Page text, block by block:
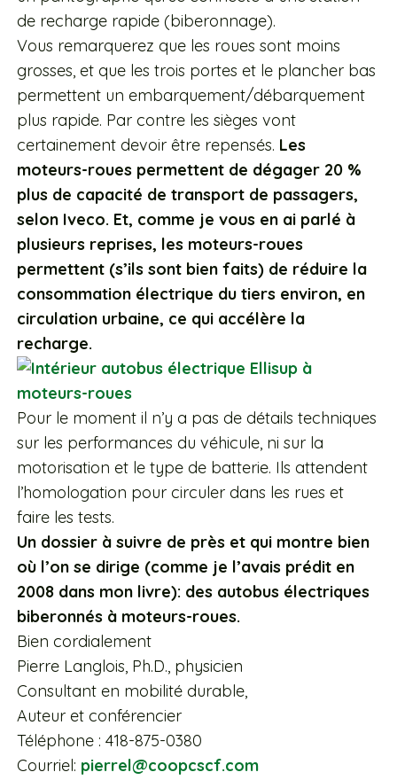
de recharge rapide (biberonnage).
Vous remarquerez que les roues sont moins
grosses, et que les trois portes et le plancher bas
permettent un embarquement/débarquement
plus rapide. Par contre les sièges vont
certainement devoir être repensés. Les
moteurs-roues permettent de dégager 20 %
plus de capacité de transport de passagers,
selon Iveco. Et, comme je vous en ai parlé à
plusieurs reprises, les moteurs-roues
permettent (s’ils sont bien faits) de réduire la
consommation électrique du tiers environ, en
circulation urbaine, ce qui accélère la
recharge.
Pour le moment il n’y a pas de détails techniques
sur les performances du véhicule, ni sur la
motorisation et le type de batterie. Ils attendent
l’homologation pour circuler dans les rues et
faire les tests.
Un dossier à suivre de près et qui montre bien
où l’on se dirige (comme je l’avais prédit en
2008 dans mon livre): des autobus électriques
biberonnés à moteurs-roues.
Bien cordialement
Pierre Langlois, Ph.D., physicien
Consultant en mobilité durable,
Auteur et conférencier
Téléphone : 418-875-0380
Courriel: pierrel@coopcscf.com